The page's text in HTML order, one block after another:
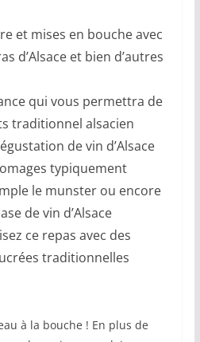
et mises en bouche avec
d’Alsace et bien d’autres
qui vous permettra de
traditionnel alsacien
de vin d’Alsace
typiquement
le munster ou encore
de vin d’Alsace
ce repas avec des
traditionnelles
à la bouche ! En plus de